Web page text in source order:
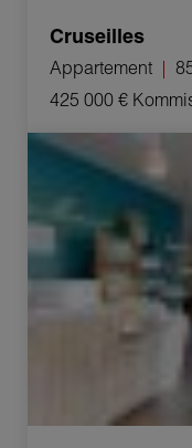
Cruseilles
Appartement
425 000 €
Verkauf Geschäft